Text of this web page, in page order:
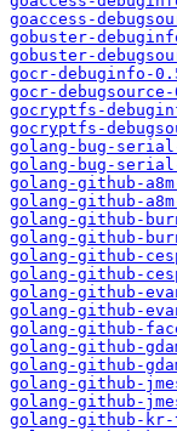
goaccess-
gobuster-
gobuster-
gocr-debuginfo-
gocr-
gocryptfs-
gocryptfs-
golang-bug-
golang-bug-
golang-github-
golang-github-
golang-github-
golang-github-
golang-github-
golang-github-
golang-github-
golang-github-
golang-github-
golang-github-
golang-github-
golang-github-
golang-github-
golang-github-